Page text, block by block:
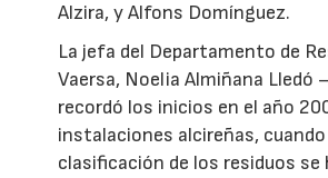
Alzira, y Alfons Domínguez.
La jefa del Departamento de
Vaersa, Noelia Almiñana Lledó
recordó los inicios en el año
instalaciones alcireñas, cuando
clasificación de los residuos se